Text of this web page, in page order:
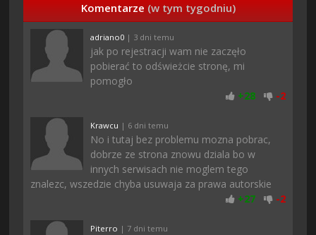
Komentarze (w tym tygodniu)
adriano0 | 3 dni temu
jak po rejestracji wam nie zaczęło
pobierać to odświeżcie stronę, mi
pomogło
+28 -2
Krawcu | 6 dni temu
No i tutaj bez problemu mozna pobrac,
dobrze ze strona znowu dziala bo w
innych serwisach nie moglem tego
znalezc, wszedzie chyba usuwaja za prawa autorskie
+27 -2
Piterro | 7 dni temu